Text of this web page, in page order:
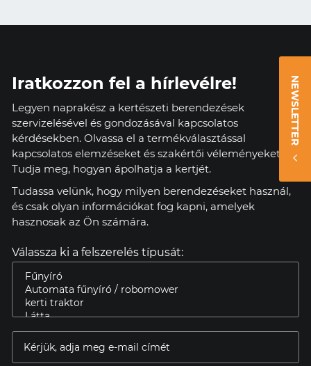
NEWSLETTER
Iratkozzon fel a hírlevélre!
Legyen naprakész a kertészeti berendezések
szervizelésével és gondozásával kapcsolatos
kérdésekben. Olvassa el a termékválasztással
kapcsolatos elemzéseket és szakértői véleményeket.
Tudja meg, hogyan ápolhatja a kertjét.
Tudassa velünk, hogy milyen berendezéseket használ,
és csak olyan információkat fog kapni, amelyek
hasznosak az Ön számára.
Válassza ki a felszerelés típusát: